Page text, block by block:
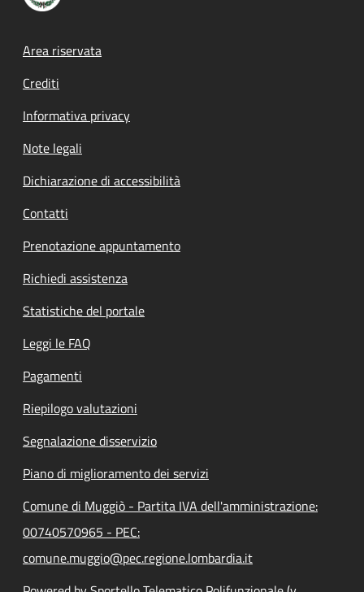
Footer menu
Area riservata
Crediti
Informativa privacy
Note legali
Dichiarazione di accessibilità
Contatti
Prenotazione appuntamento
Richiedi assistenza
Statistiche del portale
Leggi le FAQ
Pagamenti
Riepilogo valutazioni
Segnalazione disservizio
Piano di miglioramento dei servizi
Comune di Muggiò - Partita IVA dell'amministrazione:
00740570965 - PEC:
comune.muggio@pec.regione.lombardia.it